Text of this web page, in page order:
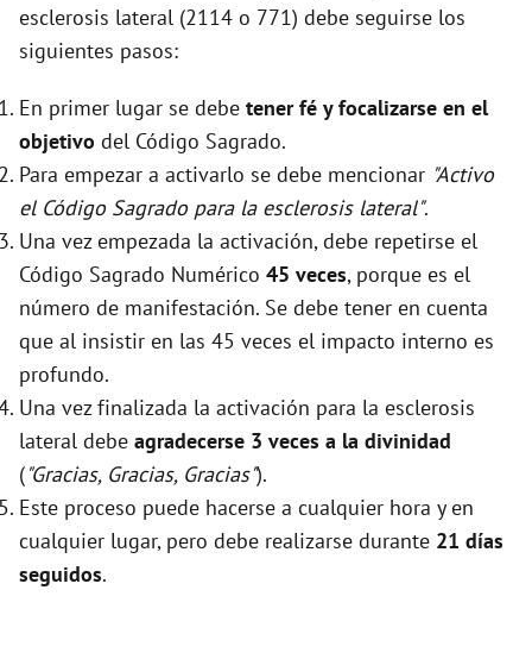
esclerosis lateral (2114 o 771) debe seguirse los
siguientes pasos:
En primer lugar se debe tener fé y focalizarse en el
objetivo del Código Sagrado.
Para empezar a activarlo se debe mencionar "Activo
el Código Sagrado para la esclerosis lateral".
Una vez empezada la activación, debe repetirse el
Código Sagrado Numérico 45 veces, porque es el
número de manifestación. Se debe tener en cuenta
que al insistir en las 45 veces el impacto interno es
profundo.
Una vez finalizada la activación para la esclerosis
lateral debe agradecerse 3 veces a la divinidad
("Gracias, Gracias, Gracias").
Este proceso puede hacerse a cualquier hora y en
cualquier lugar, pero debe realizarse durante 21 días
seguidos.